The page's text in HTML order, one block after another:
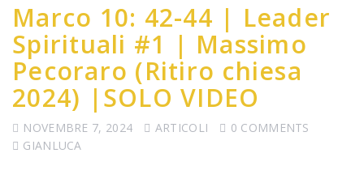
Marco 10: 42-44 | Leader
Spirituali #1 | Massimo
Pecoraro (Ritiro chiesa
2024) |SOLO VIDEO
NOVEMBRE 7, 2024 ARTICOLI
0 COMMENTS
GIANLUCA